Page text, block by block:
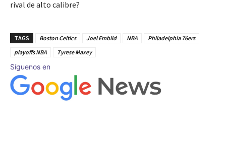
rival de alto calibre?
TAGS Boston Celtics Joel Embiid NBA
Philadelphia 76ers
playoffs NBA
Tyrese Maxey
Síguenos en